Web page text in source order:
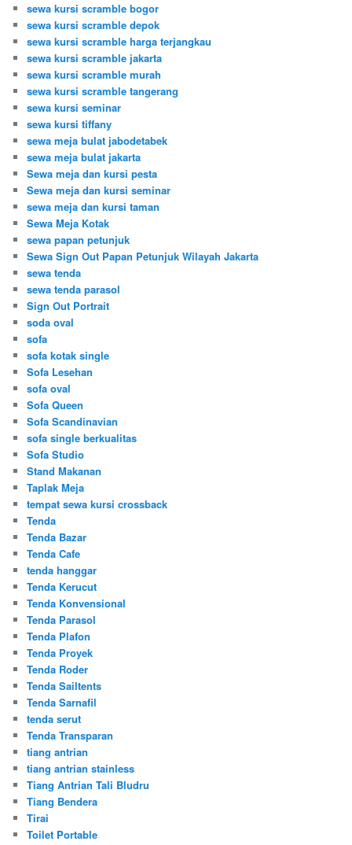
sewa kursi scramble bogor
sewa kursi scramble depok
sewa kursi scramble harga terjangkau
sewa kursi scramble jakarta
sewa kursi scramble murah
sewa kursi scramble tangerang
sewa kursi seminar
sewa kursi tiffany
sewa meja bulat jabodetabek
sewa meja bulat jakarta
Sewa meja dan kursi pesta
Sewa meja dan kursi seminar
sewa meja dan kursi taman
Sewa Meja Kotak
sewa papan petunjuk
Sewa Sign Out Papan Petunjuk Wilayah Jakarta
sewa tenda
sewa tenda parasol
Sign Out Portrait
soda oval
sofa
sofa kotak single
Sofa Lesehan
sofa oval
Sofa Queen
Sofa Scandinavian
sofa single berkualitas
Sofa Studio
Stand Makanan
Taplak Meja
tempat sewa kursi crossback
Tenda
Tenda Bazar
Tenda Cafe
tenda hanggar
Tenda Kerucut
Tenda Konvensional
Tenda Parasol
Tenda Plafon
Tenda Proyek
Tenda Roder
Tenda Sailtents
Tenda Sarnafil
tenda serut
Tenda Transparan
tiang antrian
tiang antrian stainless
Tiang Antrian Tali Bludru
Tiang Bendera
Tirai
Toilet Portable